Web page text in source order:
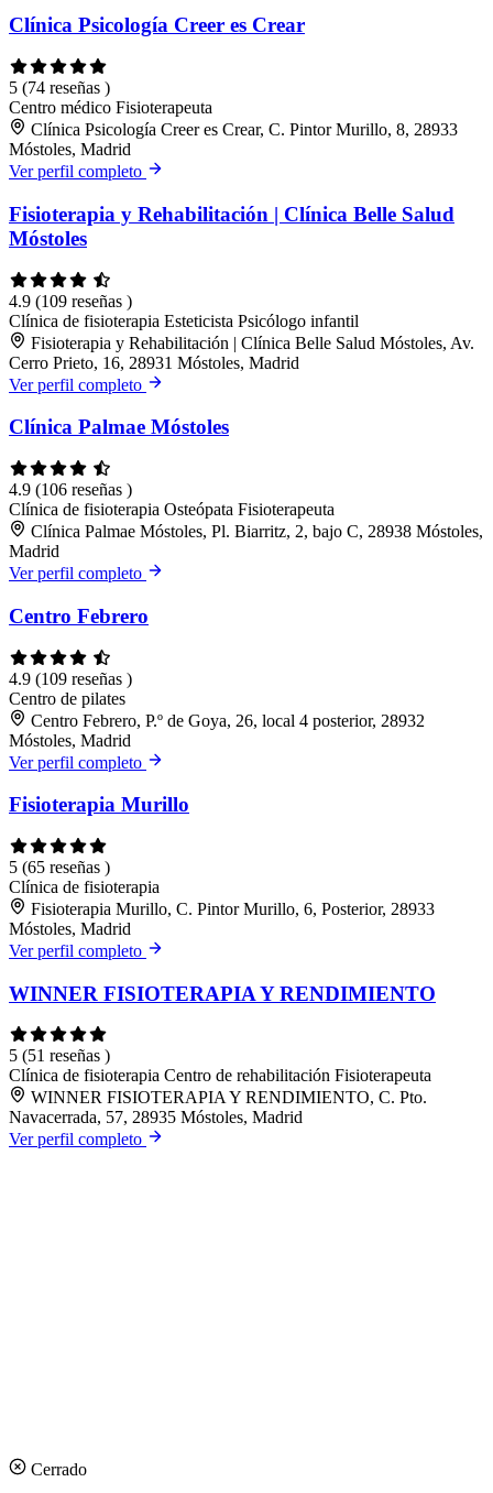
Clínica Psicología Creer es Crear
5 (74 reseñas )
Centro médico Fisioterapeuta
Clínica Psicología Creer es Crear, C. Pintor Murillo, 8, 28933
Móstoles, Madrid
Ver perfil completo
Fisioterapia y Rehabilitación | Clínica Belle Salud
Móstoles
4.9 (109 reseñas )
Clínica de fisioterapia Esteticista Psicólogo infantil
Fisioterapia y Rehabilitación | Clínica Belle Salud Móstoles, Av.
Cerro Prieto, 16, 28931 Móstoles, Madrid
Ver perfil completo
Clínica Palmae Móstoles
4.9 (106 reseñas )
Clínica de fisioterapia Osteópata Fisioterapeuta
Clínica Palmae Móstoles, Pl. Biarritz, 2, bajo C, 28938 Móstoles,
Madrid
Ver perfil completo
Centro Febrero
4.9 (109 reseñas )
Centro de pilates
Centro Febrero, P.º de Goya, 26, local 4 posterior, 28932
Móstoles, Madrid
Ver perfil completo
Fisioterapia Murillo
5 (65 reseñas )
Clínica de fisioterapia
Fisioterapia Murillo, C. Pintor Murillo, 6, Posterior, 28933
Móstoles, Madrid
Ver perfil completo
WINNER FISIOTERAPIA Y RENDIMIENTO
5 (51 reseñas )
Clínica de fisioterapia Centro de rehabilitación Fisioterapeuta
WINNER FISIOTERAPIA Y RENDIMIENTO, C. Pto.
Navacerrada, 57, 28935 Móstoles, Madrid
Ver perfil completo
Cerrado